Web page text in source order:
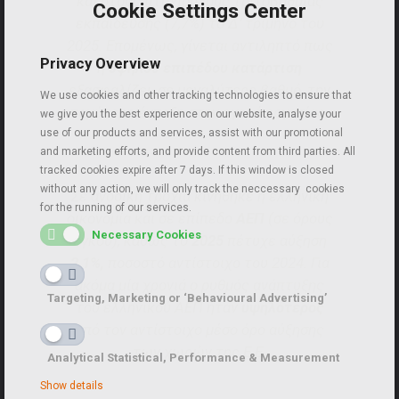
εκπαίδευσης (7,7%) το Δ’ τρίμηνο του
ηυψηλού επιπέδου κατάρτιση
εξασφαλίζει, σε μεγαλύτερο βαθμό, την
ταχύτερη ένταξη στην αγορά εργασίας.
Σε ανοδική τροχιά κινήθηκε η ελληνική
οικονομία και σε επίπεδο
όγκου), καθώς το2025
2,1%,
ακόμα μία χρονιά ο ρυθμός ανάπτυξης
του ελληνικού ΑΕΠ ήτανυψηλότερος
από τον αντίστοιχο μέσο όρο αύξησης
των χωρών της Ε.Ε.
Cookie Settings Center
Privacy Overview
We use cookies and other tracking technologies to ensure that
we give you the best experience on our website, analyse your
use of our products and services, assist with our promotional
and marketing efforts, and provide content from third parties. All
tracked cookies expire after 7 days. If this window is closed
without any action, we will only track the neccessary cookies
for the running of our services.
Necessary Cookies
Targeting, Marketing or ‘Behavioural Advertising’
Analytical Statistical, Performance & Measurement
Show details